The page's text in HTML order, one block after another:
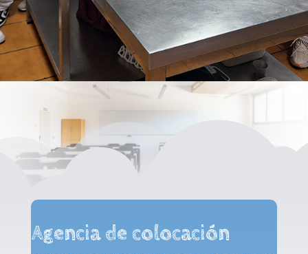
Agencia de colocación